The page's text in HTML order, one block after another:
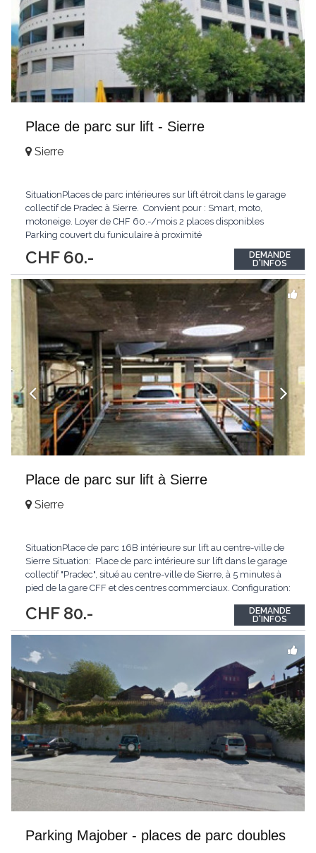
Place de parc sur lift - Sierre
CHF 60.-
Sierre
SituationPlaces de parc intérieures sur lift étroit dans le garage
collectif de Pradec à Sierre. Convient pour : Smart, moto,
motoneige. Loyer de CHF 60.-/mois 2 places disponibles
Parking couvert du funiculaire à proximité
DEMANDE
D'INFOS
Place de parc sur lift à Sierre
CHF 80.-
Sierre
SituationPlace de parc 16B intérieure sur lift au centre-ville de
Sierre Situation: Place de parc intérieure sur lift dans le garage
collectif "Pradec", situé au centre-ville de Sierre, à 5 minutes à
pied de la gare CFF et des centres commerciaux. Configuration:
de 2 voitures superposées
DEMANDE
D'INFOS
Parking Majober - places de parc doubles